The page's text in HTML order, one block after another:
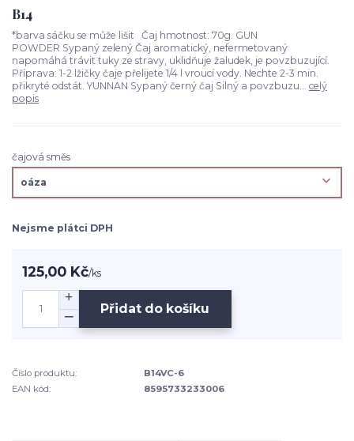
B14
*barva sáčku se může lišit Čaj hmotnost: 70g. GUN
POWDER Sypaný zelený Čaj aromatický, nefermetovaný
napomáhá trávit tuky ze stravy, uklidňuje žaludek, je povzbuzující.
Příprava: 1-2 lžičky čaje přelijete 1/4 l vroucí vody. Nechte 2-3 min.
přikryté odstát. YUNNAN Sypaný černý čaj Silný a povzbuzu... celý
popis
čajová směs
Nejsme plátci DPH
125,00 Kč/ks
Přidat do košíku
Číslo produktu:
B14VC-6
EAN kód:
8595733233006